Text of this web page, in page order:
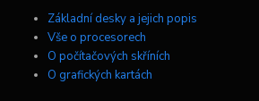
Základní desky a jejich popis
Vše o procesorech
O počítačových skříních
O grafických kartách